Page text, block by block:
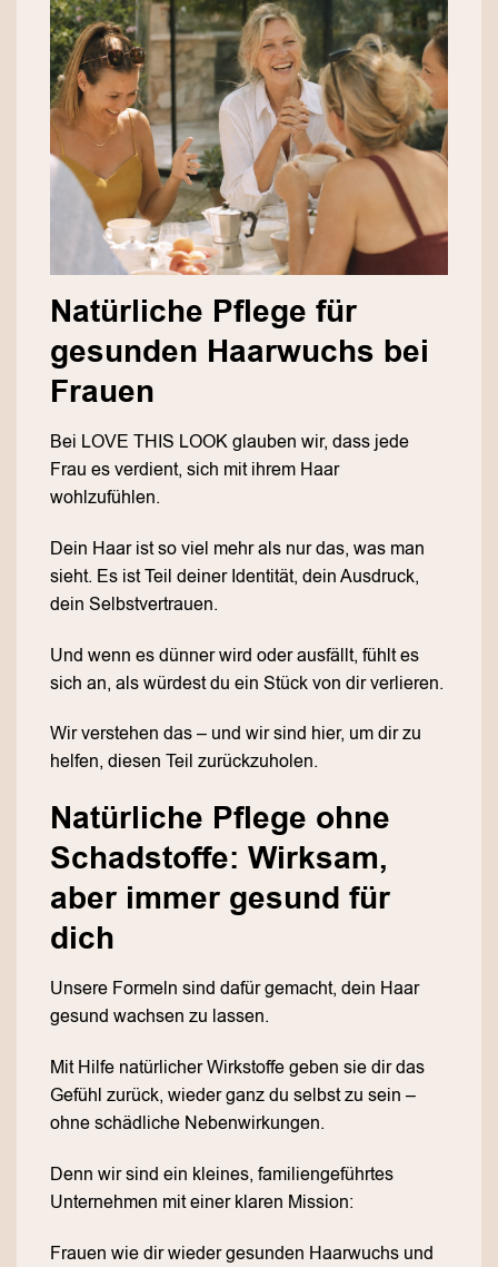
Natürliche Pflege für
gesunden Haarwuchs bei
Frauen
Bei LOVE THIS LOOK glauben wir, dass jede
Frau es verdient, sich mit ihrem Haar
wohlzufühlen.
Dein Haar ist so viel mehr als nur das, was man
sieht. Es ist Teil deiner Identität, dein Ausdruck,
dein Selbstvertrauen.
Und wenn es dünner wird oder ausfällt, fühlt es
sich an, als würdest du ein Stück von dir verlieren.
Wir verstehen das – und wir sind hier, um dir zu
helfen, diesen Teil zurückzuholen.
Natürliche Pflege ohne
Schadstoffe: Wirksam,
aber immer gesund für
dich
Unsere Formeln sind dafür gemacht, dein Haar
gesund wachsen zu lassen.
Mit Hilfe natürlicher Wirkstoffe geben sie dir das
Gefühl zurück, wieder ganz du selbst zu sein –
ohne schädliche Nebenwirkungen.
Denn wir sind ein kleines, familiengeführtes
Unternehmen mit einer klaren Mission:
Frauen wie dir wieder gesunden Haarwuchs und